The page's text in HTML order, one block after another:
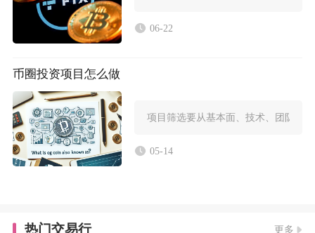
06-22
币圈投资项目怎么做
项目筛选要从基本面、技术、团队与
05-14
热门交易行 更多